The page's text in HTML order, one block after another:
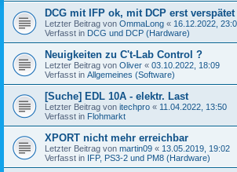
DCG mit IFP ok, mit DCP erst
Letzter Beitrag von OmmaLong « 16.12.2022,
Verfasst in DCG und DCP (Hardware)
Neuigkeiten zu C't-Lab Control ?
Letzter Beitrag von Oliver « 03.10.2022, 18:09
Verfasst in Allgemeines (Software)
[Suche] EDL 10A - elektr. Last
Letzter Beitrag von itechpro « 11.04.2022, 13:50
Verfasst in Flohmarkt
XPORT nicht mehr erreichbar
Letzter Beitrag von martin09 « 13.05.2019, 19:02
Verfasst in IFP, PS3-2 und PM8 (Hardware)